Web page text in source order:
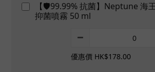
【🛡️99.99% 抗菌】Neptune 海
抑菌噴霧 50 ml
優惠價 HK$178.00